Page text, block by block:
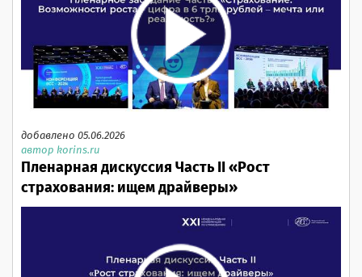
добавлено 05.06.2026
автор korins.ru
Пленарная дискуссия Часть II «Рост
страхования: ищем драйверы»